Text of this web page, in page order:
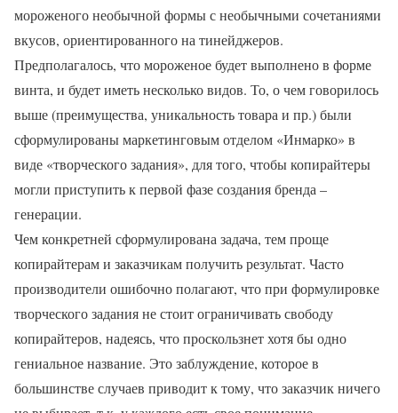
мороженого необычной формы с необычными сочетаниями
вкусов, ориентированного на тинейджеров.
Предполагалось, что мороженое будет выполнено в форме
винта, и будет иметь несколько видов. То, о чем говорилось
выше (преимущества, уникальность товара и пр.) были
сформулированы маркетинговым отделом «Инмарко» в
виде «творческого задания», для того, чтобы копирайтеры
могли приступить к первой фазе создания бренда –
генерации.
Чем конкретней сформулирована задача, тем проще
копирайтерам и заказчикам получить результат. Часто
производители ошибочно полагают, что при формулировке
творческого задания не стоит ограничивать свободу
копирайтеров, надеясь, что проскользнет хотя бы одно
гениальное название. Это заблуждение, которое в
большинстве случаев приводит к тому, что заказчик ничего